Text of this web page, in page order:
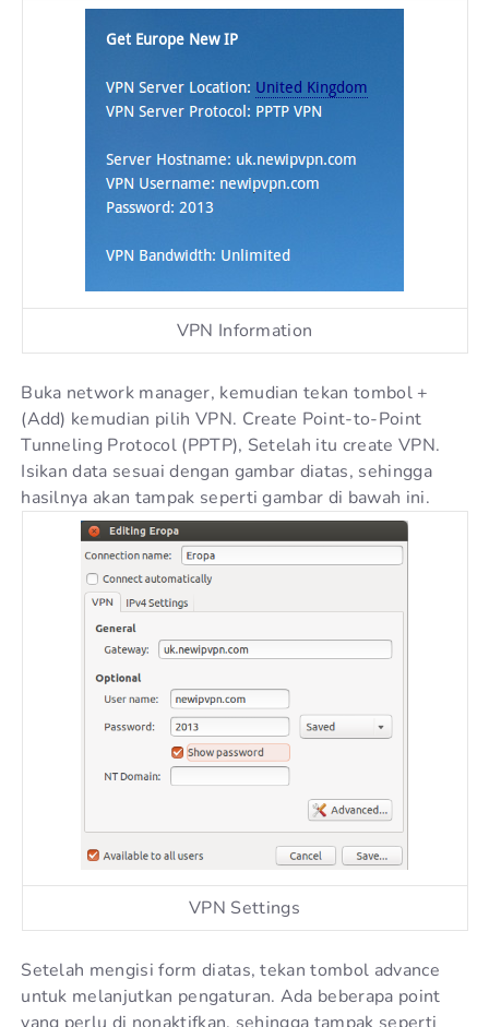
VPN Information
Buka network manager, kemudian tekan tombol +
(Add) kemudian pilih VPN. Create Point-to-Point
Tunneling Protocol (PPTP), Setelah itu create VPN.
Isikan data sesuai dengan gambar diatas, sehingga
hasilnya akan tampak seperti gambar di bawah ini.
VPN Settings
Setelah mengisi form diatas, tekan tombol advance
untuk melanjutkan pengaturan. Ada beberapa point